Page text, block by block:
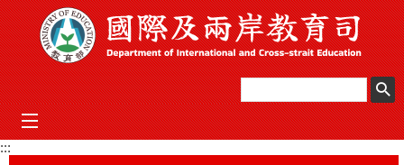
跳到主要內容區塊
mobile_menu
:::